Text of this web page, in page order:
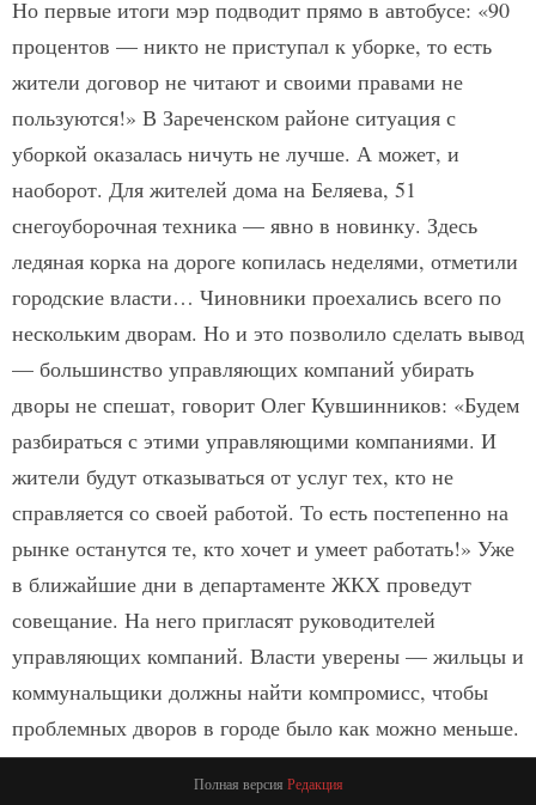
Но первые итоги мэр подводит прямо в автобусе: «90
процентов — никто не приступал к уборке, то есть
жители договор не читают и своими правами не
пользуются!» В Зареченском районе ситуация с
уборкой оказалась ничуть не лучше. А может, и
наоборот. Для жителей дома на Беляева, 51
снегоуборочная техника — явно в новинку. Здесь
ледяная корка на дороге копилась неделями, отметили
городские власти… Чиновники проехались всего по
нескольким дворам. Но и это позволило сделать вывод
— большинство управляющих компаний убирать
дворы не спешат, говорит Олег Кувшинников: «Будем
разбираться с этими управляющими компаниями. И
жители будут отказываться от услуг тех, кто не
справляется со своей работой. То есть постепенно на
рынке останутся те, кто хочет и умеет работать!» Уже
в ближайшие дни в департаменте ЖКХ проведут
совещание. На него пригласят руководителей
управляющих компаний. Власти уверены — жильцы и
коммунальщики должны найти компромисс, чтобы
проблемных дворов в городе было как можно меньше.
Полная версия Редакция